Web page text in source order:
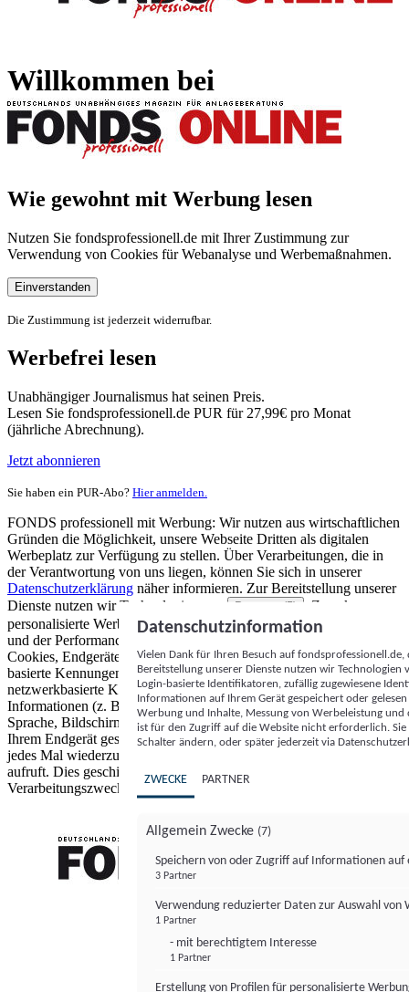
Willkommen bei
Wie gewohnt mit Werbung lesen
Nutzen Sie fondsprofessionell.de mit Ihrer Zustimmung zur
Verwendung von Cookies für Webanalyse und Werbemaßnahmen.
Einverstanden
Die Zustimmung ist jederzeit widerrufbar.
Werbefrei lesen
Unabhängiger Journalismus hat seinen Preis.
Lesen Sie fondsprofessionell.de PUR für 27,99€ pro Monat
(jährliche Abrechnung).
Jetzt abonnieren
Sie haben ein PUR-Abo? Hier anmelden.
FONDS professionell mit Werbung: Wir nutzen aus wirtschaftlichen
Gründen die Möglichkeit, unsere Webseite Dritten als digitalen
Werbeplatz zur Verfügung zu stellen. Über Verarbeitungen, die in
der Verantwortung von uns liegen, können Sie sich in unserer
Datenschutzerklärung näher informieren. Zur Bereitstellung unserer
Dienste nutzen wir Technologien von
Partnern (5)
. Zwecke:
personalisierte Werbung und Inhalte, Messung von Werbeleistung
und der Performance von Inhalten sowie Zielgruppenforschung.
Cookies, Endgeräte- oder ähnliche Online-Kennungen (z. B. login-
basierte Kennungen, zufällig generierte Kennungen,
netzwerkbasierte Kennungen) können zusammen mit anderen
Informationen (z. B. Browsertyp und Browserinformationen,
Sprache, Bildschirmgröße, unterstützte Technologien usw.) auf
Ihrem Endgerät gespeichert oder von dort ausgelesen werden, um es
jedes Mal wiederzuerkennen, wenn es eine App oder einer Webseite
aufruft. Dies geschieht für einen oder mehrere der hier aufgeführten
Verarbeitungszwecke.
Datenschutzinformation
Vielen Dank für Ihren Besuch auf
Bereitstellung unserer Dienste nutzen wir Technologien
Login-basierte Identifikatoren, zufällig zugewiesene
Informationen auf Ihrem Gerät gespeichert oder
Werbung und Inhalte, Messung von Werbeleistung
ist für den Zugriff auf die Website nicht erforderlich.
Schalter ändern, oder später jederzeit via
ZWECKE PARTNER
Allgemein Zwecke (7)
Speichern von oder Zugriff auf Informationen auf
3 Partner
Verwendung reduzierter Daten zur Auswahl von
1 Partner
- mit berechtigtem Interesse
1 Partner
Erstellung von Profilen für personalisierte
FONDS professionell